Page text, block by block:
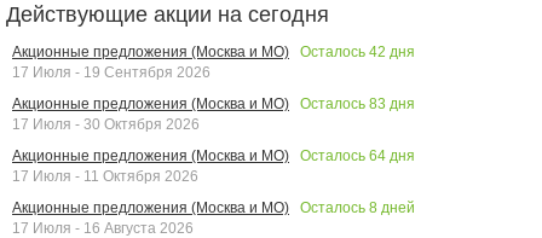
Действующие акции на сегодня
Акционные предложения (Москва и МО) Осталось 42 дня
17 Июля - 19 Сентября 2026
Акционные предложения (Москва и МО)
Осталось 83 дня
17 Июля - 30 Октября 2026
Акционные предложения (Москва и МО)
Осталось 64 дня
17 Июля - 11 Октября 2026
Акционные предложения (Москва и МО)
Осталось 8 дней
17 Июля - 16 Августа 2026